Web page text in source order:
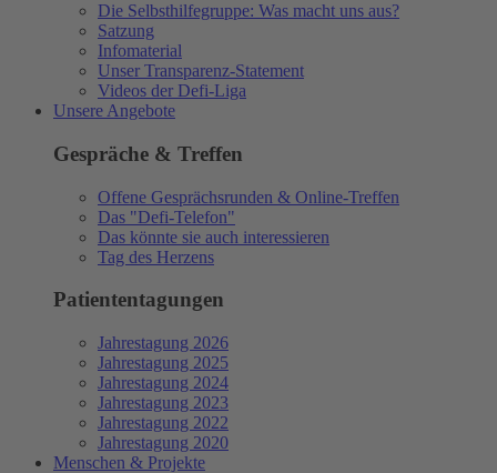
Die Selbsthilfegruppe: Was macht uns aus?
Satzung
Infomaterial
Unser Transparenz-Statement
Videos der Defi-Liga
Unsere Angebote
Gespräche & Treffen
Offene Gesprächsrunden & Online-Treffen
Das "Defi-Telefon"
Das könnte sie auch interessieren
Tag des Herzens
Patiententagungen
Jahrestagung 2026
Jahrestagung 2025
Jahrestagung 2024
Jahrestagung 2023
Jahrestagung 2022
Jahrestagung 2020
Menschen & Projekte